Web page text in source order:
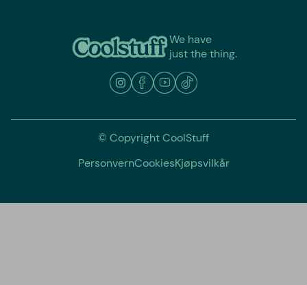
We have
just the thing.
© Copyright CoolStuff
PersonvernCookiesKjøpsvilkår